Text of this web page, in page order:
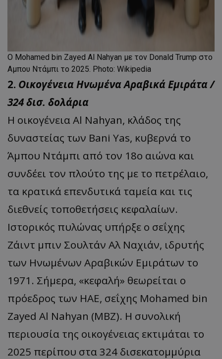
Ο Mohamed bin Zayed Al Nahyan με τον Donald Trump στο
Αμπου Ντάμπι το 2025. Photo: Wikipedia
2. Οικογένεια Ηνωμένα Αραβικά Εμιράτα /
324 δισ. δολάρια
Η οικογένεια Al Nahyan, κλάδος της
δυναστείας των Bani Yas, κυβερνά το
Άμπου Ντάμπι από τον 18ο αιώνα και
συνδέει τον πλούτο της με το πετρέλαιο,
τα κρατικά επενδυτικά ταμεία και τις
διεθνείς τοποθετήσεις κεφαλαίων.
Ιστορικός πυλώνας υπήρξε ο σεΐχης
Ζάιντ μπιν Σουλτάν Αλ Ναχιάν, ιδρυτής
των Ηνωμένων Αραβικών Εμιράτων το
1971. Σήμερα, «κεφαλή» θεωρείται ο
πρόεδρος των ΗΑΕ, σεΐχης Mohamed bin
Zayed Al Nahyan (MBZ). Η συνολική
περιουσία της οικογένειας εκτιμάται το
2025 περίπου στα 324 δισεκατομμύρια